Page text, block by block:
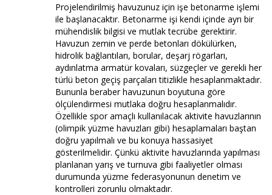
Projelendirilmiş havuzunuz için işe betonarme işlemi
ile başlanacaktır. Betonarme işi kendi içinde ayrı bir
mühendislik bilgisi ve mutlak tecrübe gerektirir.
Havuzun zemin ve perde betonları dökülürken,
hidrolik bağlantıları, borular, deşarj rögarları,
aydınlatma armatür kovaları, süzgeçler ve gerekli her
türlü beton geçiş parçaları titizlikle hesaplanmaktadır.
Bununla beraber havuzunun boyutuna göre
ölçülendirmesi mutlaka doğru hesaplanmalıdır.
Özellikle spor amaçlı kullanılacak aktivite havuzlarının
(olimpik yüzme havuzları gibi) hesaplamaları baştan
doğru yapılmalı ve bu konuya hassasiyet
gösterilmelidir. Çünkü aktivite havuzlarında yapılması
planlanan yarış ve turnuva gibi faaliyetler olması
durumunda yüzme federasyonunun denetim ve
kontrolleri zorunlu olmaktadır.